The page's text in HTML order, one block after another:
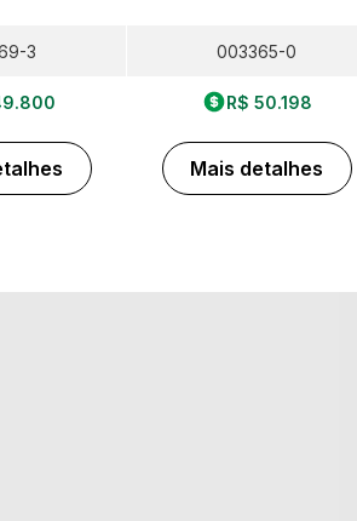
3 003365-0
R$ 50.198
Mais detalhes